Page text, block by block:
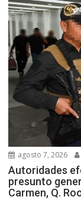
agosto 7, 2026
Autoridades
presunto
Carmen, Q.